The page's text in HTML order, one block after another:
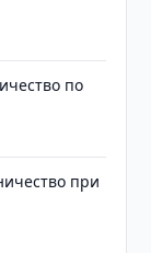
по
при